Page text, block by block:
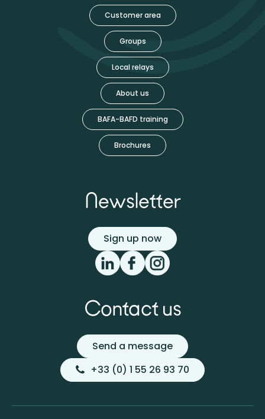
Customer area
Groups
Local relays
About us
BAFA-BAFD training
Brochures
Newsletter
Sign up now
Contact us
Send a message
+33 (0) 1 55 26 93 70